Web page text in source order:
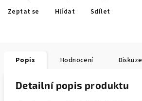
Zeptat se Hlídat Sdílet
Popis Hodnocení Diskuze
Detailní popis produktu